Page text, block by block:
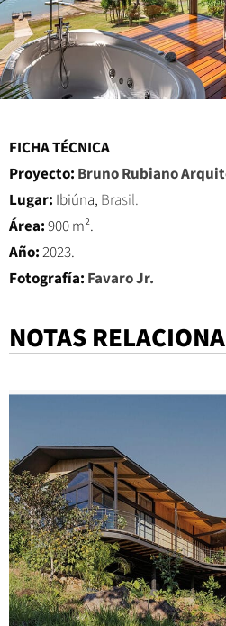
FICHA TÉCNICA
Proyecto: Bruno Rubiano
Lugar: Ibiúna, Brasil.
Área:900 m².
Año:2023.
Fotografía: Favaro Jr.
NOTAS